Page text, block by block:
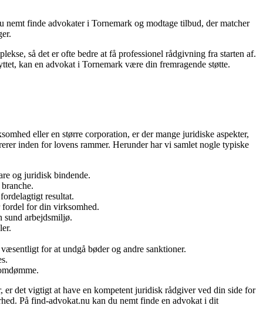
finde advokater i Tornemark og modtage tilbud, der matcher
så det er ofte bedre at få professionel rådgivning fra starten af.
kan en advokat i Tornemark være din fremragende støtte.
eller en større corporation, er der mange juridiske aspekter,
inden for lovens rammer. Herunder har vi samlet nogle typiske
og juridisk bindende.
resultat.
fordel for din virksomhed.
sund arbejdsmiljø.
for at undgå bøder og andre sanktioner.
er det vigtigt at have en kompetent juridisk rådgiver ved din side for
På find-advokat.nu kan du nemt finde en advokat i dit